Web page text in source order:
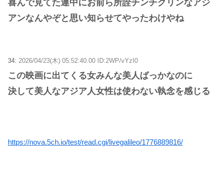
喜んで見てた連中にお前ら所詮チンチクリンなアジ
アンなんやぞと思い知らせてやったわけやね
34: 2026/04/23(木) 05:52:40.00 ID:2WP/vYzI0
この映画に出てくる女みんな美人ばっかなのに
決して美人なアジア人女性は使わない執念を感じる
https://nova.5ch.io/test/read.cgi/livegalileo/1776889816/